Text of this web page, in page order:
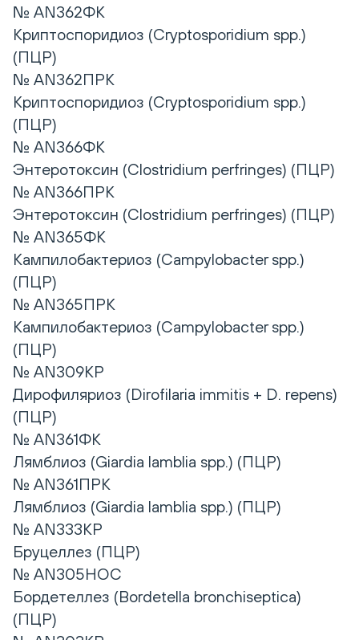
№ AN362ФК
Криптоспоридиоз (Cryptosporidium spp.)
(ПЦР)
№ AN362ПРК
Криптоспоридиоз (Cryptosporidium spp.)
(ПЦР)
№ AN366ФК
Энтеротоксин (Clostridium perfringes) (ПЦР)
№ AN366ПРК
Энтеротоксин (Clostridium perfringes) (ПЦР)
№ AN365ФК
Кампилобактериоз (Campylobacter spp.)
(ПЦР)
№ AN365ПРК
Кампилобактериоз (Campylobacter spp.)
(ПЦР)
№ AN309КР
Дирофиляриоз (Dirofilaria immitis + D. repens)
(ПЦР)
№ AN361ФК
Лямблиоз (Giardia lamblia spp.) (ПЦР)
№ AN361ПРК
Лямблиоз (Giardia lamblia spp.) (ПЦР)
№ AN333КР
Бруцеллез (ПЦР)
№ AN305НОС
Бордетеллез (Bordetella bronchiseptica)
(ПЦР)